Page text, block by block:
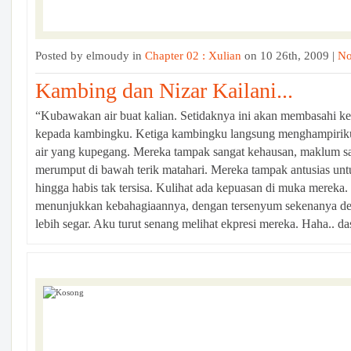
Posted by elmoudy in Chapter 02 : Xulian on 10 26th, 2009 |
Kambing dan Nizar Kailani...
“Kubawakan air buat kalian. Setidaknya ini akan membasahi
kepada kambingku. Ketiga kambingku langsung
air yang kupegang. Mereka tampak sangat kehausan, maklum
merumput di bawah terik matahari. Mereka tampak antusias
hingga habis tak tersisa. Kulihat ada kepuasan di muka
menunjukkan kebahagiaannya, dengan tersenyum sekenanya
lebih segar. Aku turut senang melihat ekpresi mereka. Haha..